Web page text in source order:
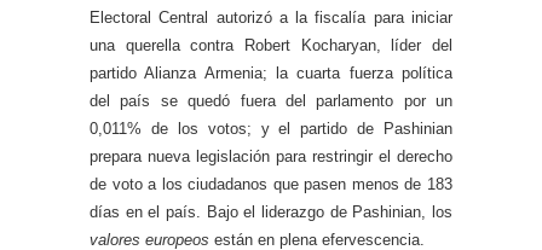
Electoral Central autorizó a la fiscalía para iniciar
una querella contra Robert Kocharyan, líder del
partido Alianza Armenia; la cuarta fuerza política
del país se quedó fuera del parlamento por un
0,011% de los votos; y el partido de Pashinian
prepara nueva legislación para restringir el derecho
de voto a los ciudadanos que pasen menos de 183
días en el país. Bajo el liderazgo de Pashinian, los
valores europeos están en plena efervescencia.